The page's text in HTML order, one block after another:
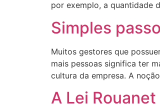
por exemplo, a quantidade
Simples
Muitos gestores que
mais pessoas significa ter
cultura da empresa. A
A Lei